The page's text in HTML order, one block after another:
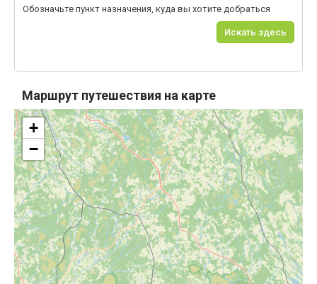
Обозначьте пункт назначения, куда вы хотите добраться
Искать здесь
Маршрут путешествия на карте
+
−